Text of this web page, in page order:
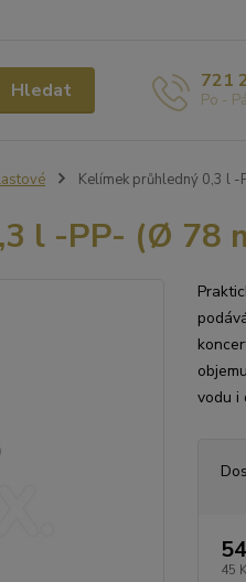
Hledat 721
Po -
Kelímek průhledný 0,3 l
l -PP- (Ø 78
vodu i
45